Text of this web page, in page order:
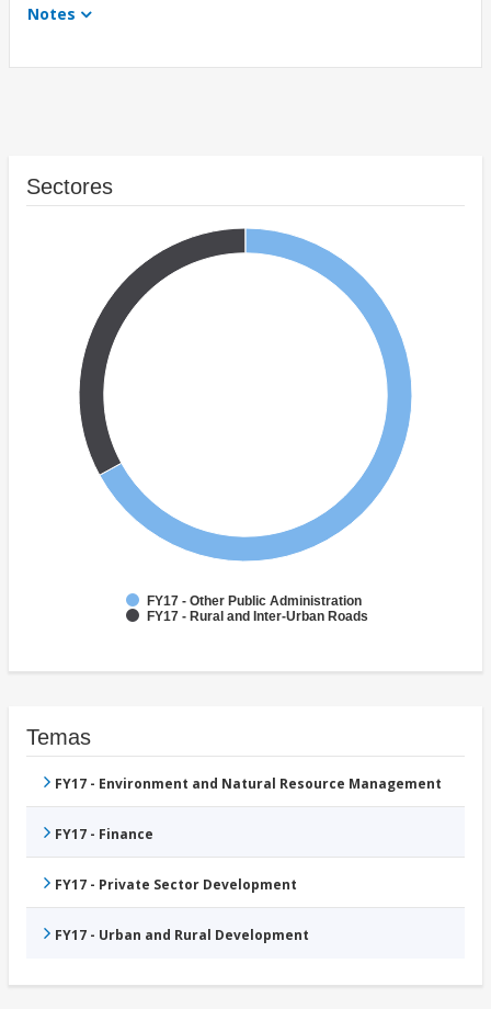
Notes
Sectores
FY17 - Other Public Administration
FY17 - Rural and Inter-Urban Roads
Temas
FY17 - Environment and Natural Resource Management
FY17 - Finance
FY17 - Private Sector Development
FY17 - Urban and Rural Development